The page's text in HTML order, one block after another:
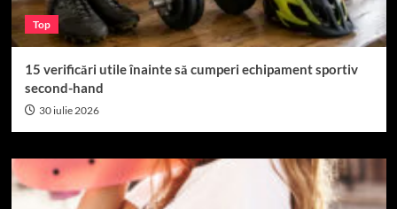
Top
15 verificări utile înainte să cumperi echipament sportiv
second-hand
30 iulie 2026